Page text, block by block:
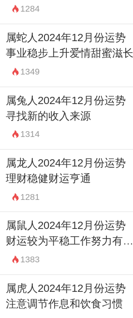
1284
属蛇人2024年12月份运势
事业稳步上升爱情甜蜜滋长
1349
属兔人2024年12月份运势
寻找新的收入来源
1314
属龙人2024年12月份运势
理财稳健财运亨通
1281
属鼠人2024年12月份运势
财运较为平稳工作努力有回
报 1383
属虎人2024年12月份运势
注意调节作息和饮食习惯